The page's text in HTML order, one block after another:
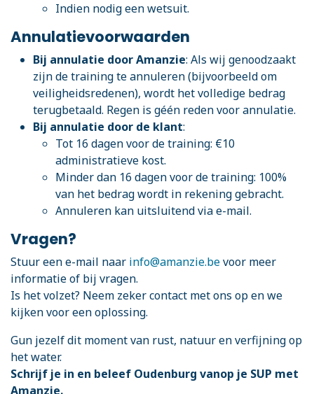
Indien nodig een wetsuit.
Annulatievoorwaarden
Bij annulatie door Amanzie: Als wij genoodzaakt
zijn de training te annuleren (bijvoorbeeld om
veiligheidsredenen), wordt het volledige bedrag
terugbetaald. Regen is géén reden voor annulatie.
Bij annulatie door de klant:
Tot 16 dagen voor de training: €10
administratieve kost.
Minder dan 16 dagen voor de training: 100%
van het bedrag wordt in rekening gebracht.
Annuleren kan uitsluitend via e-mail.
Vragen?
Stuur een e-mail naar info@amanzie.bevoor meer
informatie of bij vragen.
Is het volzet? Neem zeker contact met ons op en we
kijken voor een oplossing.
Gun jezelf dit moment van rust, natuur en verfijning op
het water.
Schrijf je in en beleef Oudenburg vanop je SUP met
Amanzie.